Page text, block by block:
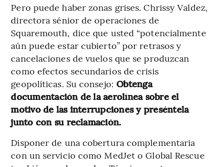
Pero puede haber zonas grises. Chrissy Valdez,
directora sénior de operaciones de
Squaremouth, dice que usted “potencialmente
aún puede estar cubierto” por retrasos y
cancelaciones de vuelos que se produzcan
como efectos secundarios de crisis
geopolíticas. Su consejo: Obtenga
documentación de la aerolínea sobre el
motivo de las interrupciones y preséntela
junto con su reclamación.
Disponer de una cobertura complementaria
con un servicio como MedJet o Global Rescue